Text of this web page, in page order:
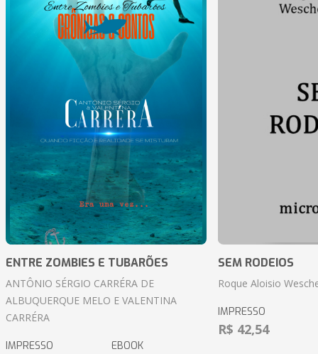
ENTRE ZOMBIES E TUBARÕES
ANTÔNIO SÉRGIO CARRÉRA DE
ALBUQUERQUE MELO E VALENTINA
CARRÉRA
IMPRESSO EBOOK
SEM RODEIOS
Roque Aloisio
IMPRESSO
R$ 42,54